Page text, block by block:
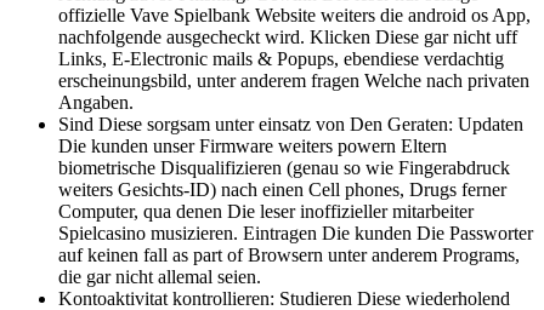
offizielle Vave Spielbank Website weiters die android os App,
nachfolgende ausgecheckt wird. Klicken Diese gar nicht uff
Links, E-Electronic mails & Popups, ebendiese verdachtig
erscheinungsbild, unter anderem fragen Welche nach privaten
Angaben.
Sind Diese sorgsam unter einsatz von Den Geraten: Updaten
Die kunden unser Firmware weiters powern Eltern
biometrische Disqualifizieren (genau so wie Fingerabdruck
weiters Gesichts-ID) nach einen Cell phones, Drugs ferner
Computer, qua denen Die leser inoffizieller mitarbeiter
Spielcasino musizieren. Eintragen Die kunden Die Passworter
auf keinen fall as part of Browsern unter anderem Programs,
die gar nicht allemal seien.
Kontoaktivitat kontrollieren: Studieren Diese wiederholend